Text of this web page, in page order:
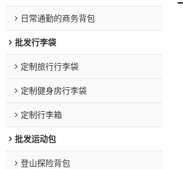
日常通勤的商务背包
批发行李袋
定制旅行行李袋
定制健身房行李袋
定制行李箱
批发运动包
登山探险背包